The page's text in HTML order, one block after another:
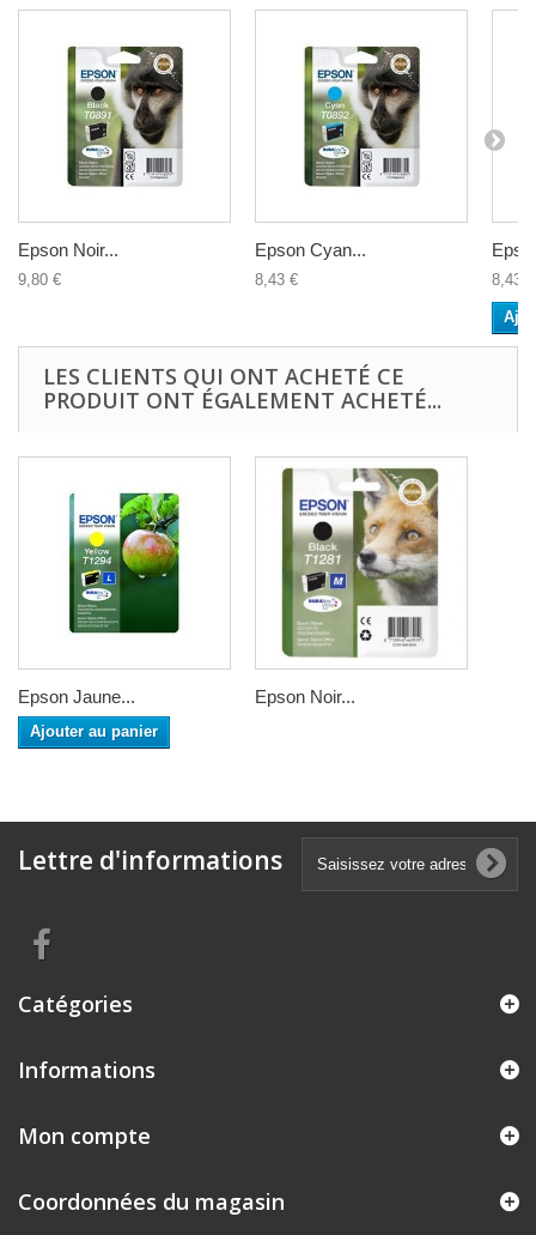
Epson Noir...
9,80 €
Epson Cyan...
8,43 € 8,43 €
LES CLIENTS QUI ONT ACHETÉ CE
PRODUIT ONT ÉGALEMENT ACHETÉ...
Epson Jaune...
Ajouter au panier
Epson Noir...
Lettre d'informations
Catégories
Informations
Mon compte
Coordonnées du magasin